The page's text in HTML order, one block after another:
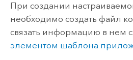
При создании
необходимо создать файл
связать информацию в нем с
элементом шаблона